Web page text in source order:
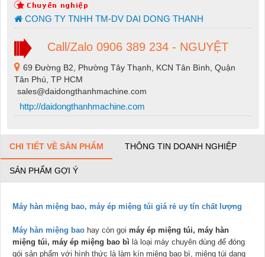
CONG TY TNHH TM-DV DAI DONG THANH
Call/Zalo 0906 389 234 - NGUYỆT
69 Đường B2, Phường Tây Thạnh, KCN Tân Bình, Quận
Tân Phú, TP HCM
sales@daidongthanhmachine.com
http://daidongthanhmachine.com
CHI TIẾT VỀ SẢN PHẨM THÔNG TIN DOANH NGHIỆP
SẢN PHẨM GỢI Ý
Máy hàn miệng bao, máy ép miệng túi giá rẻ uy tín chất lượng
Máy hàn miệng bao hay còn gọi máy ép miệng túi, máy hàn
miệng túi, máy ép miệng bao bì là loại máy chuyên dùng để đóng
gói sản phẩm với hình thức là làm kín miệng bao bì, miệng túi dạng